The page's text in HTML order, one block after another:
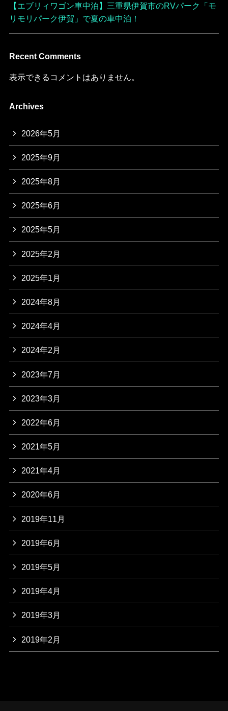
【エブリィワゴン車中泊】三重県伊賀市のRVパーク「モ
リモリパーク伊賀」で夏の車中泊！
Recent Comments
表示できるコメントはありません。
Archives
2026年5月
2025年9月
2025年8月
2025年6月
2025年5月
2025年2月
2025年1月
2024年8月
2024年4月
2024年2月
2023年7月
2023年3月
2022年6月
2021年5月
2021年4月
2020年6月
2019年11月
2019年6月
2019年5月
2019年4月
2019年3月
2019年2月